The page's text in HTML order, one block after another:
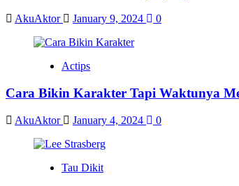
AkuAktor January 9, 2024 0
Actips
Cara Bikin Karakter Tapi Waktunya
AkuAktor January 4, 2024 0
Tau Dikit